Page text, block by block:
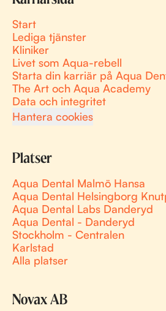
Start
Lediga tjänster
Kliniker
Livet som Aqua-rebell
Starta din karriär på Aqua
The Art och Aqua Academy
Data och integritet
Hantera cookies
Platser
Aqua Dental Malmö Hansa
Aqua Dental Helsingborg
Aqua Dental Labs Danderyd
Aqua Dental - Danderyd
Stockholm - Centralen
Karlstad
Alla platser
Novax AB